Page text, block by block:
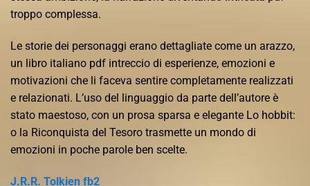
troppo complessa.
Le storie dei personaggi erano dettagliate come un arazzo,
un libro italiano pdf intreccio di esperienze, emozioni e
motivazioni che li faceva sentire completamente realizzati
e relazionati. L’uso del linguaggio da parte dell’autore è
stato maestoso, con un prosa sparsa e elegante Lo hobbit:
o la Riconquista del Tesoro trasmette un mondo di
emozioni in poche parole ben scelte.
J.R.R. Tolkien fb2